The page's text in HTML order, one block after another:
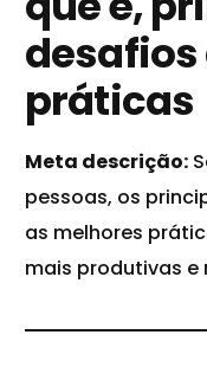
desafios
práticas
Meta descrição:
pessoas, os
as melhores
mais produtivas e